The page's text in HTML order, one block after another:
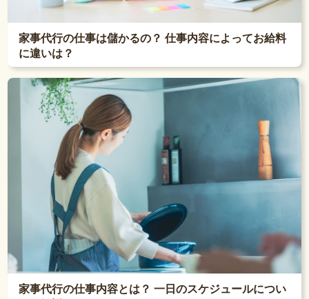
家事代行の仕事は儲かるの？ 仕事内容によってお給料
に違いは？
家事代行の仕事内容とは？ 一日のスケジュールについ